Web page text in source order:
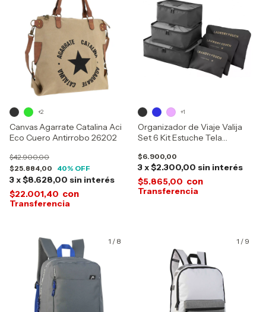
Canvas Agarrate Catalina Aci
Eco Cuero Antirrobo 26202
$25.884,00
$42.900,00
40% OFF
3x$8.628,00 sin interés
$22.001,40 con
+2
Organizador de Viaje Valija
Set 6 Kit Estuche Tela
$6.900,00
3x$2.300,00 sin interés
$5.865,00 con
+1
1 / 8 1 / 9